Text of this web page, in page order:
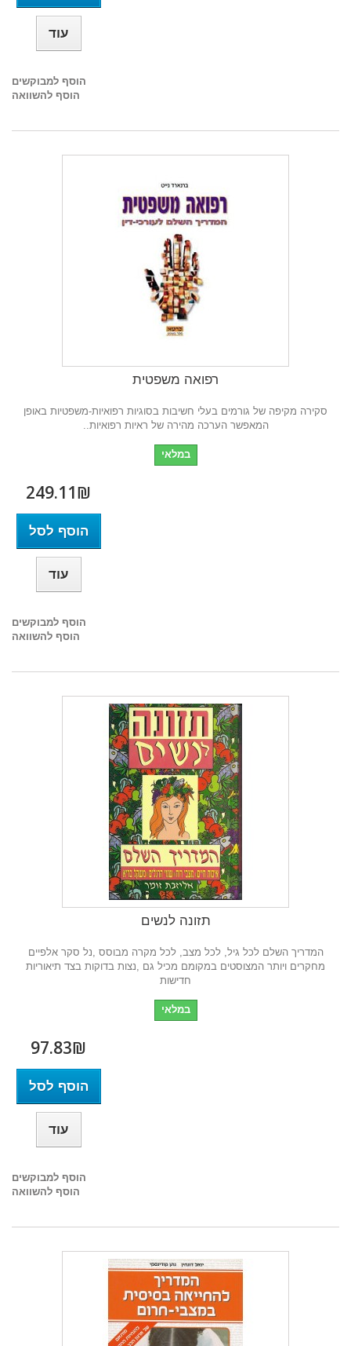
עוד
הוסף למבוקשים
הוסף להשוואה
רפואה משפטית
סקירה מקיפה של גורמים בעלי חשיבות בסוגיות רפואיות-משפטיות באופן
המאפשר הערכה מהירה של ראיות רפואיות..
במלאי
249.11₪‎
הוסף לסל
עוד
הוסף למבוקשים
הוסף להשוואה
תזונה לנשים
המדריך השלם לכל גיל, לכל מצב, לכל מקרה מבוסס ,נל סקר אלפיים
מחקרים ויותר המצוסטים במקומם מכיל גם ,נצות בדוקות בצד תיאוריות
חדישות
במלאי
97.83₪‎
הוסף לסל
עוד
הוסף למבוקשים
הוסף להשוואה